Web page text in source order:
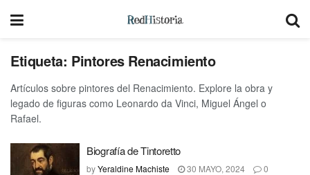
Etiqueta: Pintores Renacimiento
Artículos sobre pintores del Renacimiento. Explore la obra y
legado de figuras como Leonardo da Vinci, Miguel Ángel o
Rafael.
Biografía de Tintoretto
byYeraldine Machiste 30 MAYO, 2024 0